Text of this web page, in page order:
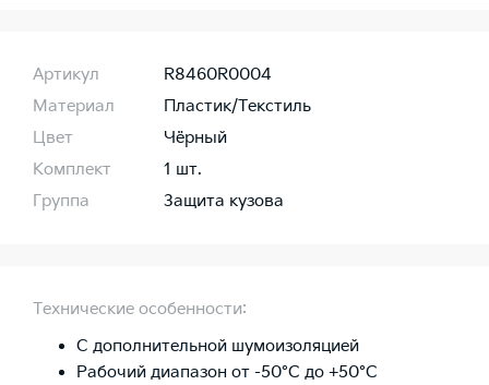
Артикул
R8460R0004
Материал
Пластик/Текстиль
Цвет
Чёрный
Комплект
1 шт.
Группа
Защита кузова
Технические особенности:
С дополнительной шумоизоляцией
Рабочий диапазон от -50°C до +50°C